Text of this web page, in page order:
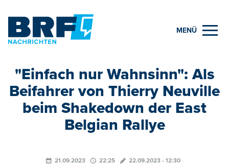
MENÜ
"Einfach nur Wahnsinn": Als
Beifahrer von Thierry Neuville
beim Shakedown der East
Belgian Rallye
21.09.2023 22:25 22.09.2023 - 12:30